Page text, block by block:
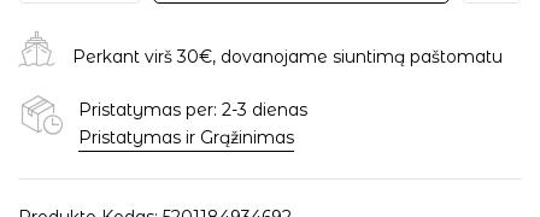
Perkant virš 30€, dovanojame siuntimą paštomatu
Pristatymas per: 2-3 dienas
Pristatymas ir Grąžinimas